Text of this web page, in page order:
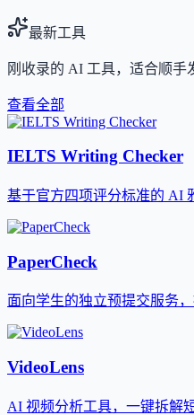
最新工具
刚收录的 AI 工具，适合顺手
查看全部
IELTS Writing Checker
基于官方四项评分标准的 AI
PaperCheck
面向学生的独立预提交服务
VideoLens
AI 视频分析工具，一键拆解